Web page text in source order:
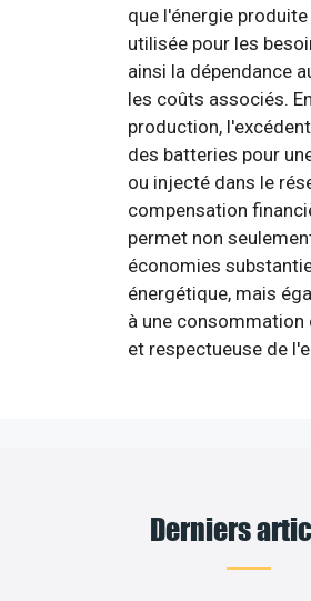
que l'énergie
utilisée pour les
ainsi la dépendance
les coûts associés.
production,
des batteries pour
ou injecté dans le
compensation
permet non
économies
énergétique, mais
à une consommation
et respectueuse de
Derniers